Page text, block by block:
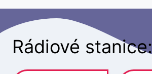
i
n
Rádiové stanice: